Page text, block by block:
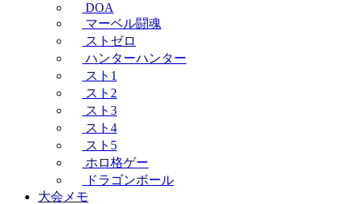
DOA
マーベル闘魂
ストゼロ
ハンターハンター
スト1
スト2
スト3
スト4
スト5
ホロ格ゲー
ドラゴンボール
大会メモ